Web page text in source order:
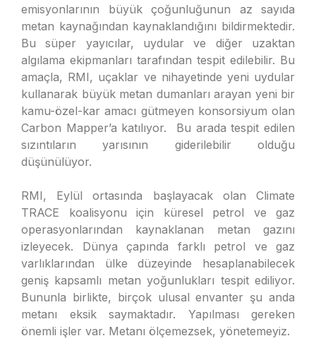
emisyonlarının büyük çoğunluğunun az sayıda
metan kaynağından kaynaklandığını bildirmektedir.
Bu süper yayıcılar, uydular ve diğer uzaktan
algılama ekipmanları tarafından tespit edilebilir. Bu
amaçla, RMI, uçaklar ve nihayetinde yeni uydular
kullanarak büyük metan dumanları arayan yeni bir
kamu-özel-kar amacı gütmeyen konsorsiyum olan
Carbon Mapper’a katılıyor. Bu arada tespit edilen
sızıntıların yarısının giderilebilir olduğu
düşünülüyor.
RMI, Eylül ortasında başlayacak olan Climate
TRACE koalisyonu için küresel petrol ve gaz
operasyonlarından kaynaklanan metan gazını
izleyecek. Dünya çapında farklı petrol ve gaz
varlıklarından ülke düzeyinde hesaplanabilecek
geniş kapsamlı metan yoğunlukları tespit ediliyor.
Bununla birlikte, birçok ulusal envanter şu anda
metanı eksik saymaktadır. Yapılması gereken
önemli işler var. Metanı ölçemezsek, yönetemeyiz.